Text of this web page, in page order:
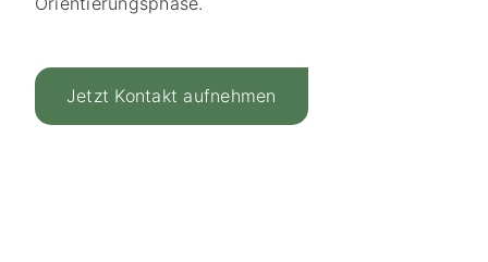
Jetzt Kontakt aufnehmen